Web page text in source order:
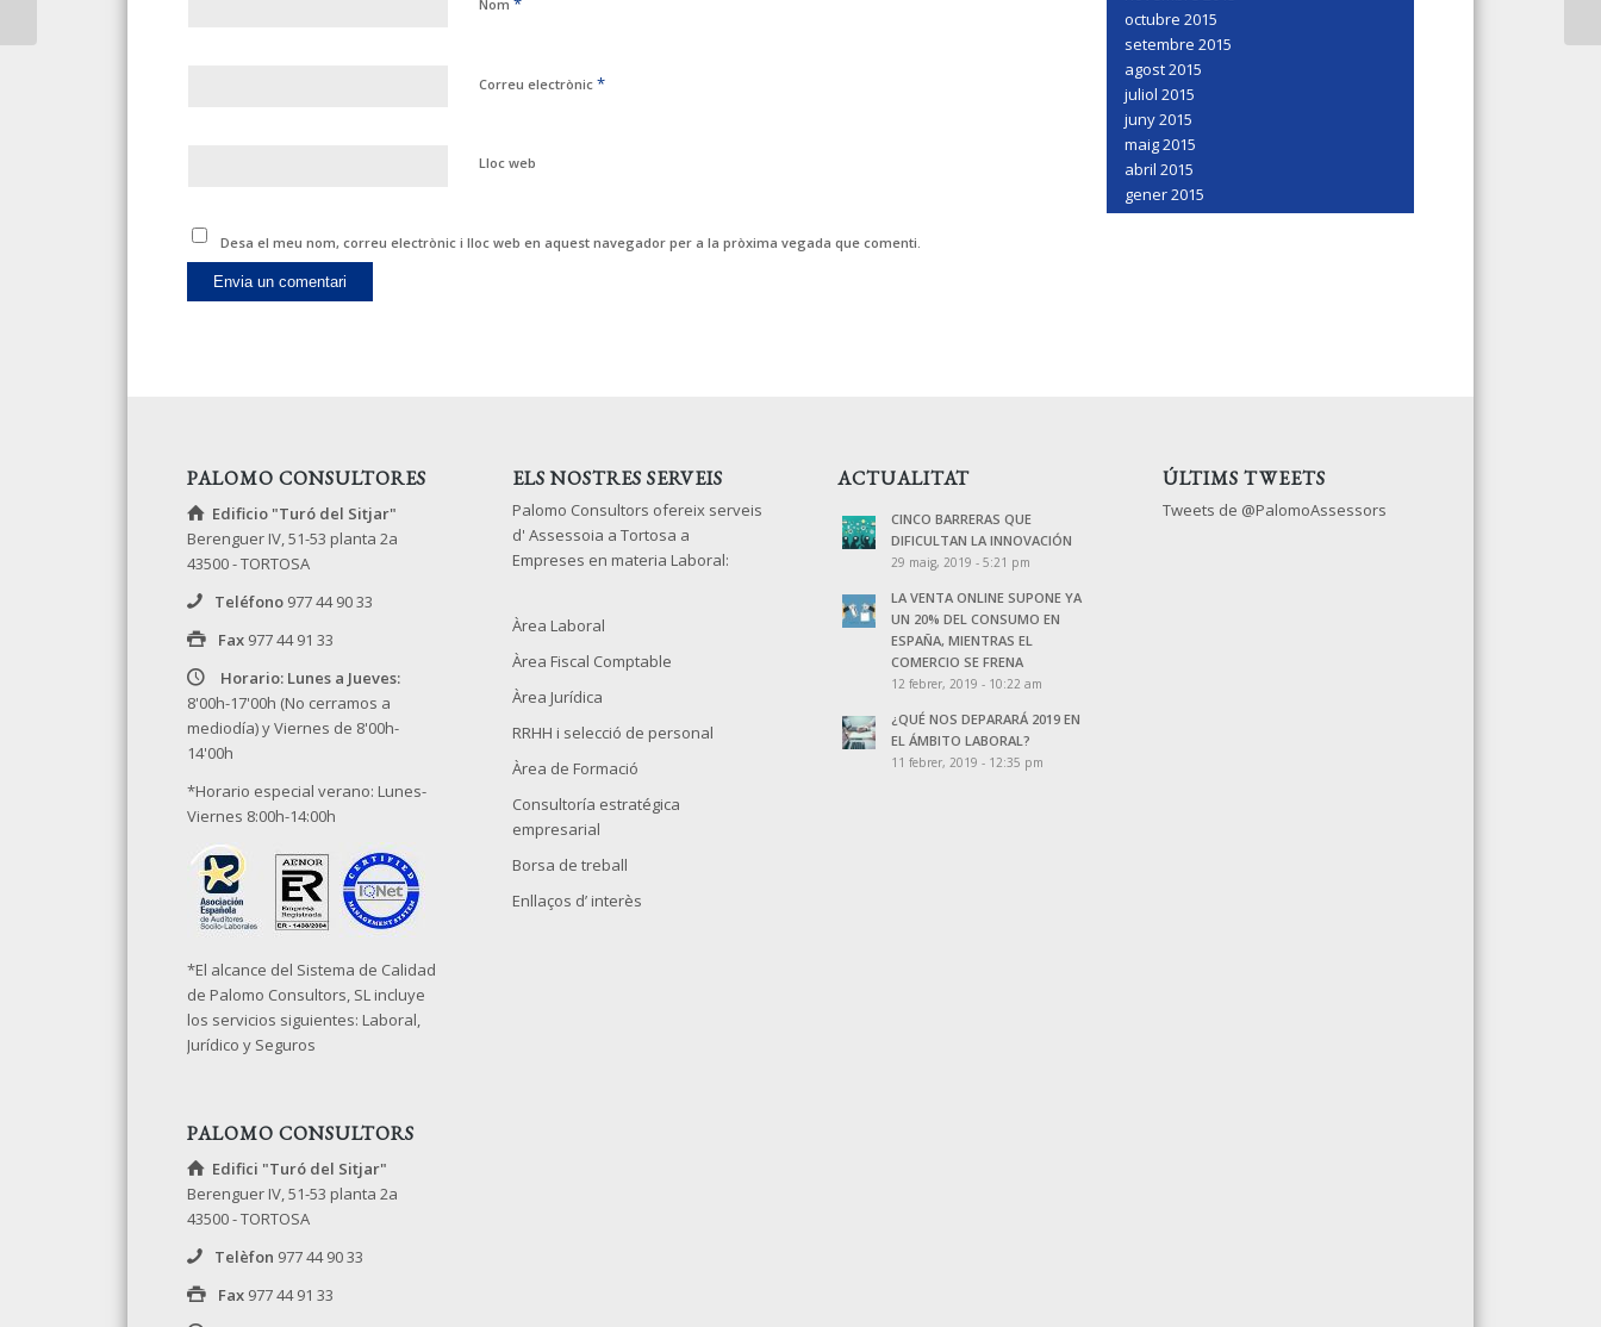
Nom
Correu electrònic *
Lloc web
Desa el meu nom, correu electrònic i lloc web en aquest navegador per a la pròxima vegada que comenti.
octubre 2015
setembre 2015
agost 2015
juliol 2015
juny 2015
maig 2015
abril 2015
gener 2015
PALOMO CONSULTORES
Edificio "Turó del Sitjar"
Berenguer IV, 51-53 planta 2a
43500 - TORTOSA
Teléfono977 44 90 33
Fax977 44 91 33
Horario: Lunes a Jueves:
8'00h-17'00h (No cerramos a
mediodía) y Viernes de 8'00h-
14'00h
*Horario especial verano: Lunes-
Viernes 8:00h-14:00h
*El alcance del Sistema de Calidad
de Palomo Consultors, SL incluye
los servicios siguientes: Laboral,
Jurídico y Seguros
PALOMO CONSULTORS
Edifici "Turó del Sitjar"
Berenguer IV, 51-53 planta 2a
43500 - TORTOSA
Telèfon 977 44 90 33
Fax977 44 91 33
ELS NOSTRES SERVEIS
Palomo Consultors ofereix serveis
d' Assessoia a Tortosa a
Empreses en materia Laboral:
Àrea Laboral
Àrea Fiscal Comptable
Àrea Jurídica
RRHH i selecció de personal
Àrea de Formació
Consultoría estratégica
empresarial
Borsa de treball
Enllaços d’ interès
ACTUALITAT
CINCO BARRERAS QUE
DIFICULTAN LA INNOVACIÓN
29 maig, 2019 - 5:21 pm
LA VENTA ONLINE SUPONE YA
UN 20% DEL CONSUMO EN
ESPAÑA, MIENTRAS EL
COMERCIO SE FRENA
12 febrer, 2019 - 10:22 am
¿QUÉ NOS DEPARARÁ 2019 EN
EL ÁMBITO LABORAL?
11 febrer, 2019 - 12:35 pm
ÚLTIMS TWEETS
Tweets de @PalomoAssessors